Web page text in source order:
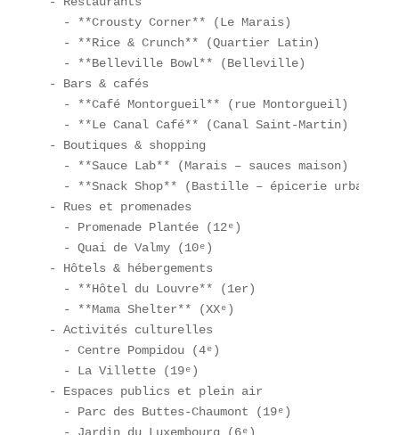
  - **Crousty Corner** (Le Marais)
  - **Rice & Crunch** (Quartier Latin)
  - **Belleville Bowl** (Belleville)
- Bars & cafés
  - **Café Montorgueil** (rue Montorgueil)
  - **Le Canal Café** (Canal Saint-Martin)
- Boutiques & shopping
  - **Sauce Lab** (Marais – sauces maison)
- **Snack Shop** (Bastille – épicerie
- Rues et promenades
  - Promenade Plantée (12ᵉ)
  - Quai de Valmy (10ᵉ)
- Hôtels & hébergements
  - **Hôtel du Louvre** (1er)
  - **Mama Shelter** (XXᵉ)
- Activités culturelles
  - Centre Pompidou (4ᵉ)
  - La Villette (19ᵉ)
- Espaces publics et plein air
  - Parc des Buttes-Chaumont (19ᵉ)
  - Jardin du Luxembourg (6ᵉ)